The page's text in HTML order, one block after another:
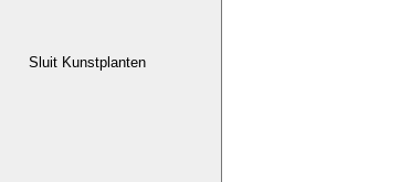
Sluit Kunstplanten